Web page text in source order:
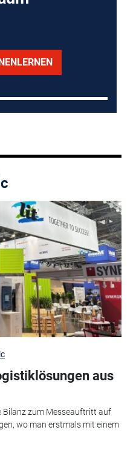
aus
Bilanz zum Messeauftritt auf
wo man erstmals mit einem